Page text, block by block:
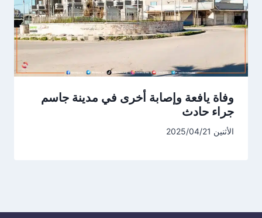
وفاة يافعة وإصابة أخرى في مدينة جاسم
جراء حادث
الأثنين 2025/04/21